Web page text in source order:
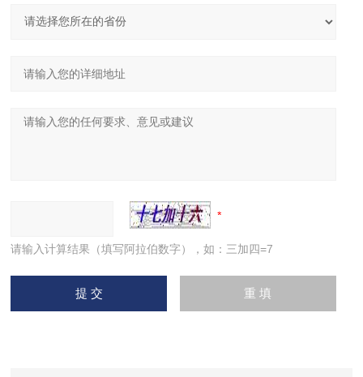
请输入计算结果（填写阿拉伯数字），如：三加四=7